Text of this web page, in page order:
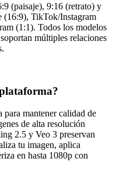
(paisaje), 9:16 (retrato) y
(16:9), TikTok/Instagram
(1:1). Todos los modelos
múltiples relaciones
para mantener calidad de
de alta resolución
2.5 y Veo 3 preservan
tu imagen, aplica
en hasta 1080p con